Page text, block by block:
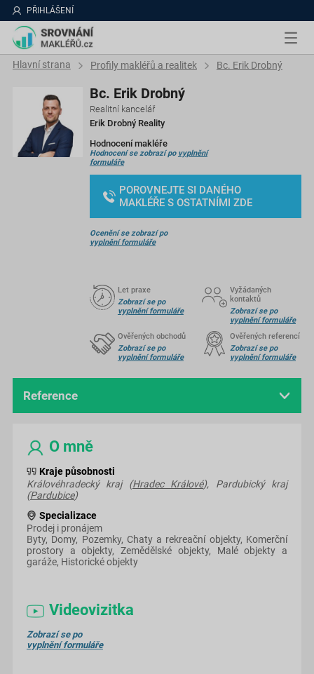
PŘIHLÁŠENÍ
Hlavní strana Profily makléřů a realitek Bc. Erik Drobný
Bc. Erik Drobný
Realitní kancelář
Erik Drobný Reality
Hodnocení makléře
Hodnocení se zobrazí po vyplnění
formuláře
POROVNEJTE SI DANÉHO
MAKLÉŘE S OSTATNÍMI ZDE
Let praxe
Zobrazí se po
vyplnění formuláře
Vyžádaných
kontaktů
Zobrazí se po
vyplnění formuláře
Ověřených obchodů
Zobrazí se po
vyplnění formuláře
Ověřených referencí
Zobrazí se po
vyplnění formuláře
Ocenění se zobrazí po
vyplnění formuláře
Videovizitka
Hodnocení
Reference
O mně
Kraje působnosti
Královéhradecký kraj (Hradec Králové), Pardubický kraj
(Pardubice)
Specializace
Prodej i pronájem
Byty, Domy, Pozemky, Chaty a rekreační objekty, Komerční
prostory a objekty, Zemědělské objekty, Malé objekty a
garáže, Historické objekty
Videovizitka
Zobrazí se po
vyplnění formuláře